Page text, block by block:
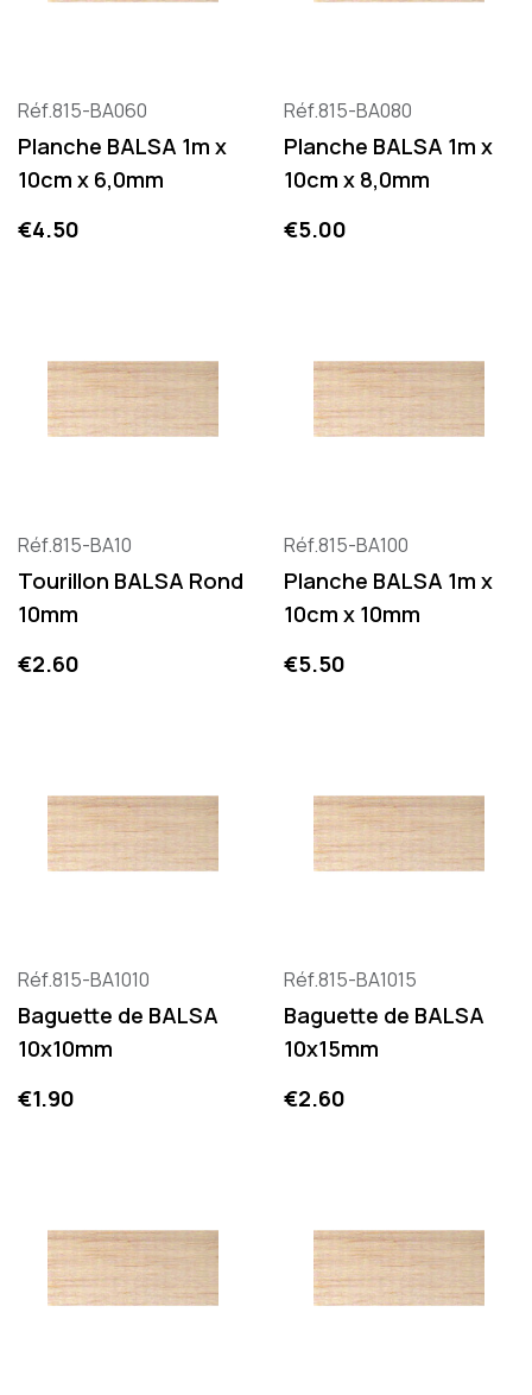
Réf.815-BA060
Planche BALSA 1m x
10cm x 6,0mm
Price
€4.50
Réf.815-BA080
Planche BALSA 1m x
10cm x 8,0mm
Price
€5.00
Réf.815-BA10
Tourillon BALSA Rond
10mm
Price
€2.60
Réf.815-BA100
Planche BALSA 1m x
10cm x 10mm
Price
€5.50
Réf.815-BA1010
Baguette de BALSA
10x10mm
Price
€1.90
Réf.815-BA1015
Baguette de BALSA
10x15mm
Price
€2.60